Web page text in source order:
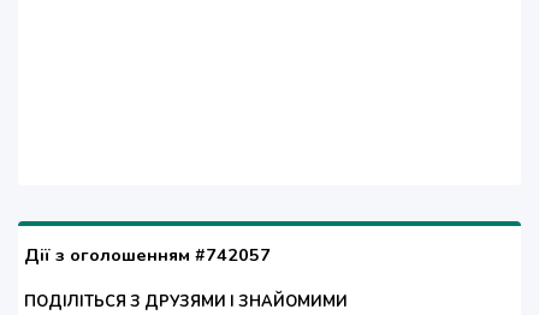
Дії з оголошенням #742057
ПОДІЛІТЬСЯ З ДРУЗЯМИ І ЗНАЙОМИМИ